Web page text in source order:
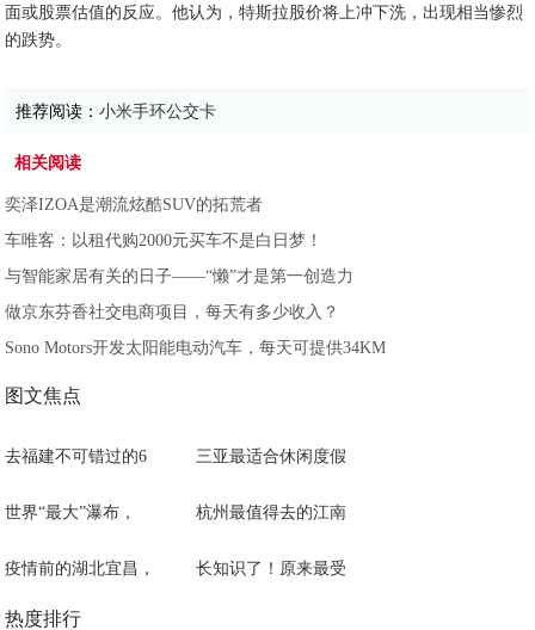
面或股票估值的反应。他认为，特斯拉股价将上冲下洗，出现相当惨烈
的跌势。
推荐阅读：小米手环公交卡
相关阅读
奕泽IZOA是潮流炫酷SUV的拓荒者
车唯客：以租代购2000元买车不是白日梦！
与智能家居有关的日子——“懒”才是第一创造力
做京东芬香社交电商项目，每天有多少收入？
Sono Motors开发太阳能电动汽车，每天可提供34KM
图文焦点
去福建不可错过的6 三亚最适合休闲度假
世界“最大”瀑布， 杭州最值得去的江南
疫情前的湖北宜昌， 长知识了！原来最受
热度排行